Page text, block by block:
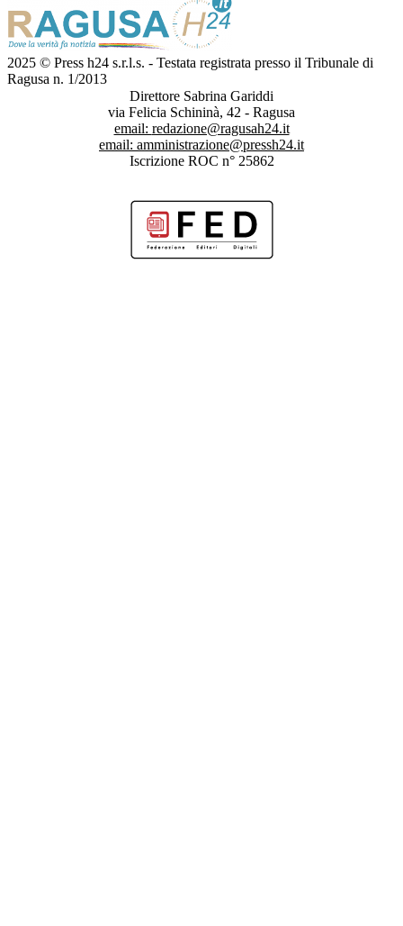
2025 © Press h24 s.r.l.s. - Testata registrata presso il Tribunale di
Ragusa n. 1/2013
Direttore Sabrina Gariddi
via Felicia Schininà, 42 - Ragusa
email: redazione@ragusah24.it
email: amministrazione@pressh24.it
Iscrizione ROC n° 25862